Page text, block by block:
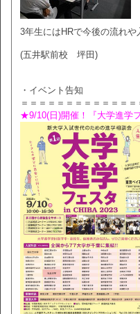
3年生にはHRで今後の流れや
(五井駅前校 坪田)
・イベント告知
＝＝＝＝＝＝＝＝＝＝＝＝
★9/10(日)開催！『大学進学